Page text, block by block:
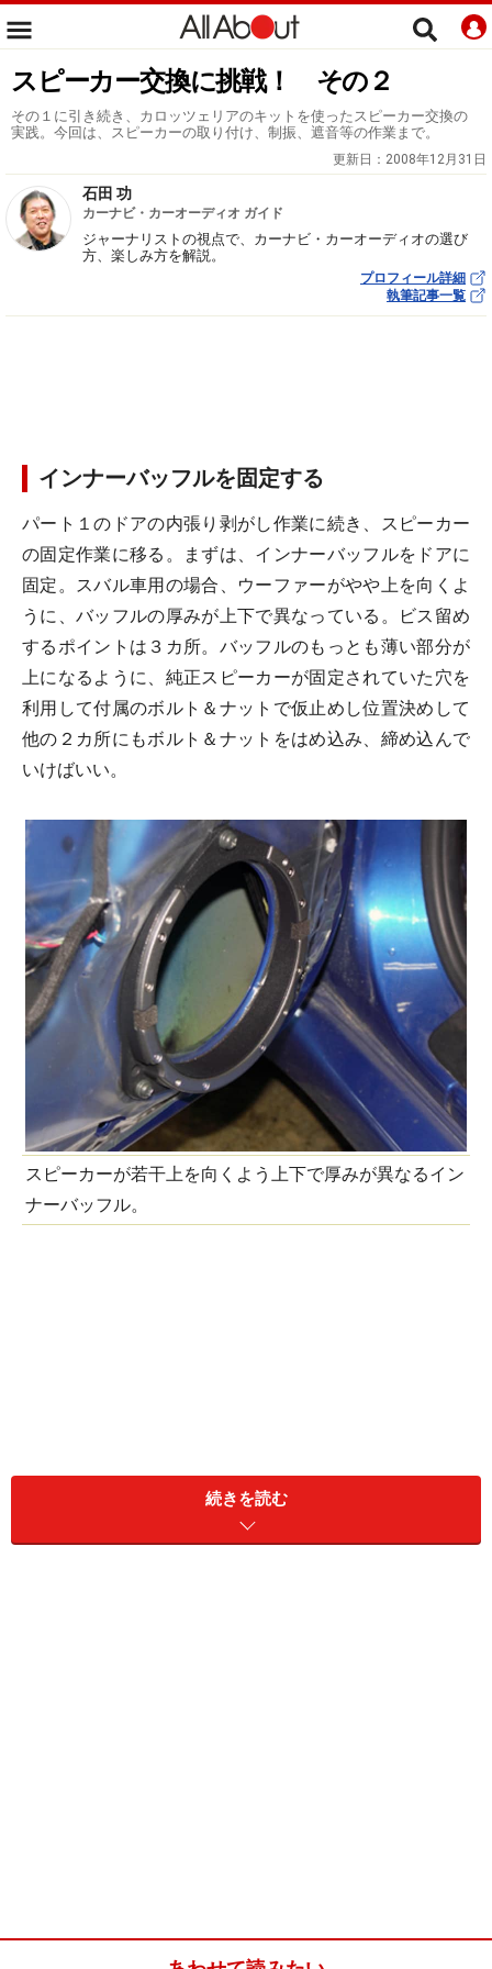
スピーカー交換に挑戦！ その２
その１に引き続き、カロッツェリアのキットを使ったスピーカー交換の
実践。今回は、スピーカーの取り付け、制振、遮音等の作業まで。
更新日： 2008年12月31日
石田 功
カーナビ・カーオーディオ ガイド
ジャーナリストの視点で、カーナビ・カーオーディオの選び
方、楽しみ方を解説。
プロフィール詳細
執筆記事一覧
インナーバッフルを固定する
パート１のドアの内張り剥がし作業に続き、スピーカー
の固定作業に移る。まずは、インナーバッフルをドアに
固定。スバル車用の場合、ウーファーがやや上を向くよ
うに、バッフルの厚みが上下で異なっている。ビス留め
するポイントは３カ所。バッフルのもっとも薄い部分が
上になるように、純正スピーカーが固定されていた穴を
利用して付属のボルト＆ナットで仮止めし位置決めして
他の２カ所にもボルト＆ナットをはめ込み、締め込んで
いけばいい。
スピーカーが若干上を向くよう上下で厚みが異なるイン
ナーバッフル。
このインナーバッフルだが、持ってみるとずっしりと重
それぞれを鉄琴のバチで叩いてみると、ともにコーンと
続きを読む